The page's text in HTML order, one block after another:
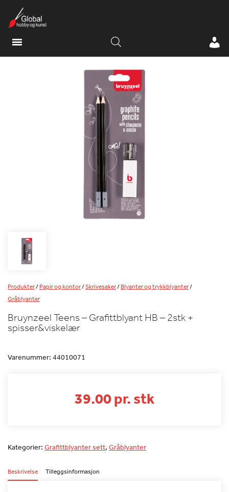
Produkter/Papir og kontor/Skrivesaker/Blyanter og trykkblyanter/
Gråblyanter
Bruynzeel Teens – Grafittblyant HB – 2stk +
spisser&viskelær
Varenummer: 44010071
39.00 pr. stk
Kategorier: Grafittblyanter sett, Gråblyanter
Beskrivelse Tilleggsinformasjon